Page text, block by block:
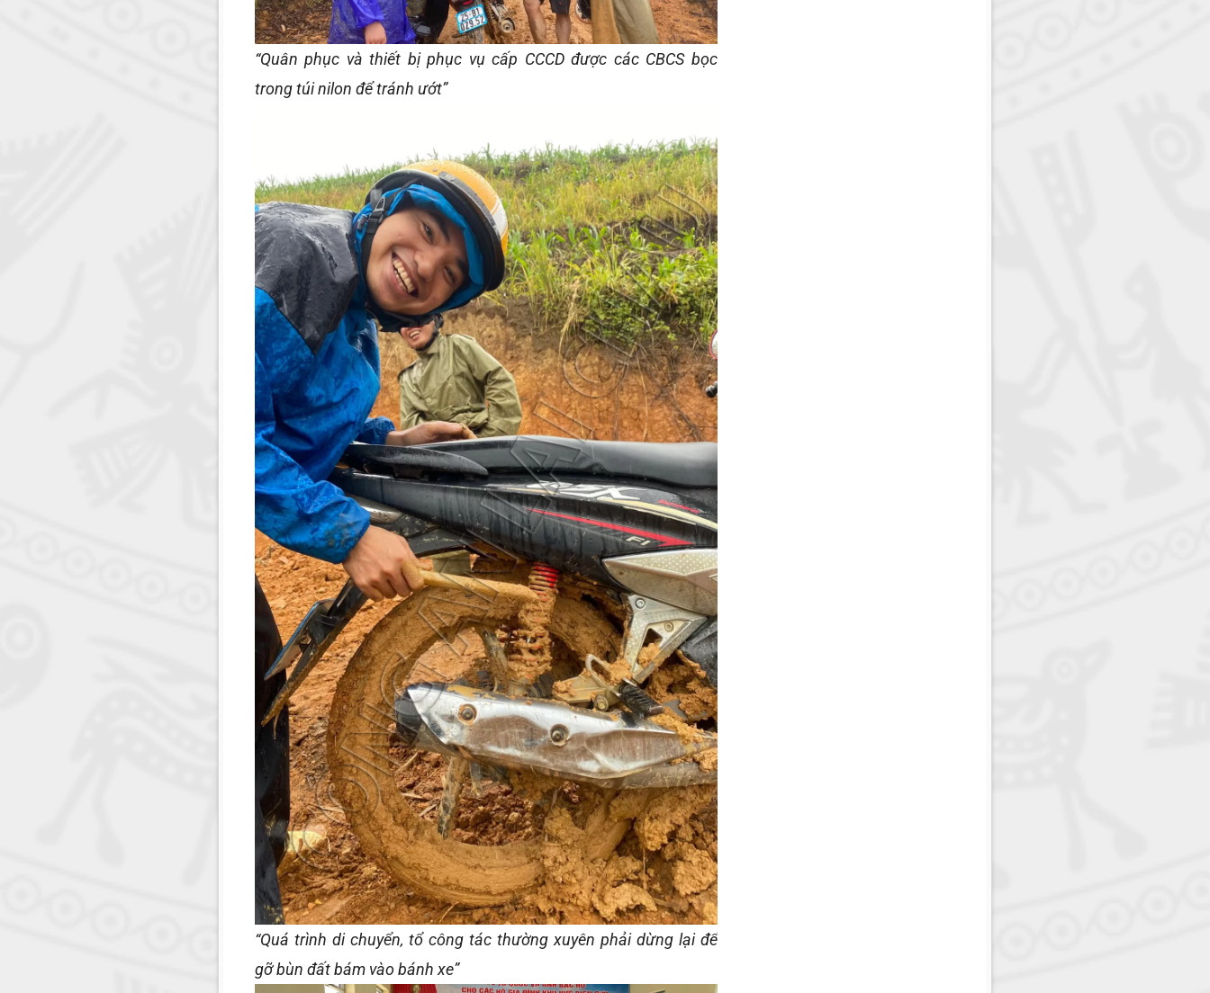
“Quân phục và thiết bị phục vụ cấp CCCD được các CBCS bọc
trong túi nilon để tránh ướt”
“Quá trình di chuyển, tổ công tác thường xuyên phải dừng lại để
gỡ bùn đất bám vào bánh xe”